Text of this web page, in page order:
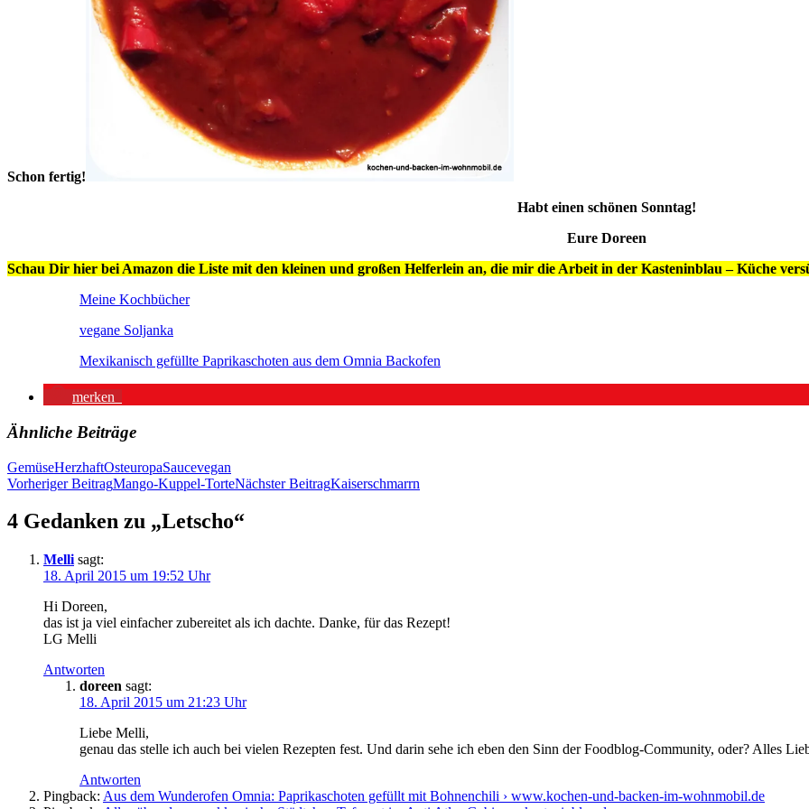
Schon fertig!
Habt einen schönen Sonntag!
Eure Doreen
Schau Dir hier bei Amazon die Liste mit den kleinen und großen Helferlein an, die mir die Arbeit in der Kasteninblau – Küche
Meine Kochbücher
vegane Soljanka
Mexikanisch gefüllte Paprikaschoten aus dem Omnia Backofen
merken
Ähnliche Beiträge
GemüseHerzhaftOsteuropaSaucevegan
Beitragsnavigation
Vorheriger BeitragMango-Kuppel-TorteNächster BeitragKaiserschmarrn
4 Gedanken zu „Letscho“
Melli sagt:
18. April 2015 um 19:52 Uhr
Hi Doreen,
das ist ja viel einfacher zubereitet als ich dachte. Danke, für das Rezept!
LG Melli
Antworten
doreen sagt:
18. April 2015 um 21:23 Uhr
Liebe Melli,
genau das stelle ich auch bei vielen Rezepten fest. Und darin sehe ich eben den Sinn der Foodblog-Community, oder? Alles
Antworten
Pingback: Aus dem Wunderofen Omnia: Paprikaschoten gefüllt mit Bohnenchili › www.kochen-und-backen-im-wohnmobil.de